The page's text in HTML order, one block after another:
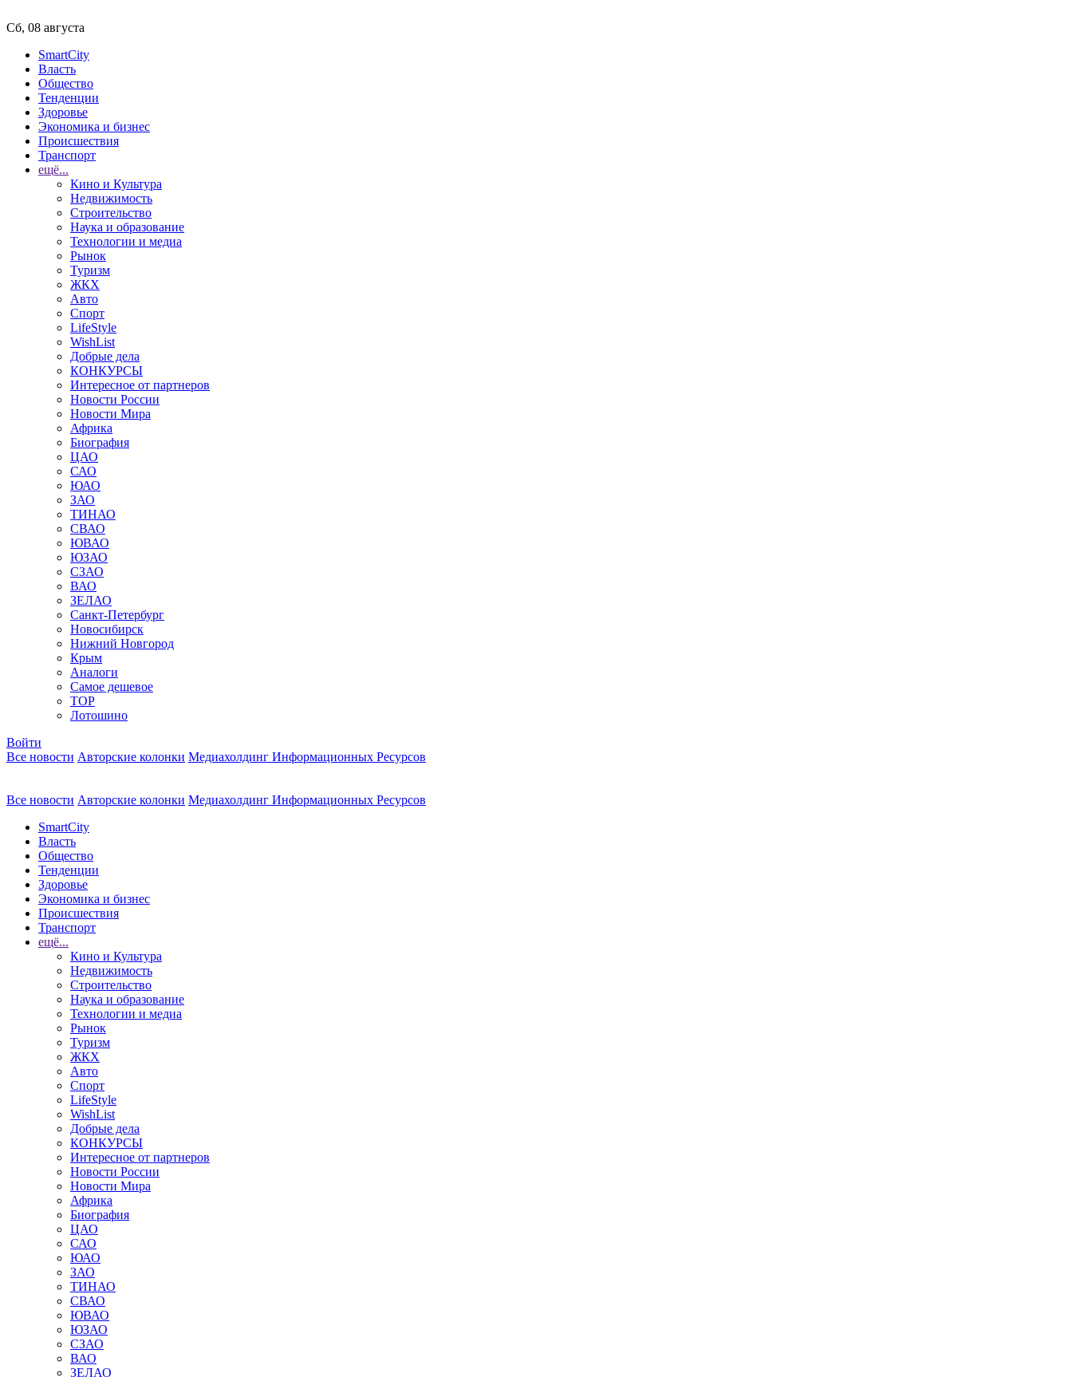
Сб, 08 августа
SmartCity
Власть
Общество
Тенденции
Здоровье
Экономика и бизнес
Происшествия
Транспорт
ещё...
Кино и Культура
Недвижимость
Строительство
Наука и образование
Технологии и медиа
Рынок
Туризм
ЖКХ
Авто
Спорт
LifeStyle
WishList
Добрые дела
КОНКУРСЫ
Интересное от партнеров
Новости России
Новости Мира
Африка
Биография
ЦАО
САО
ЮАО
ЗАО
ТИНАО
СВАО
ЮВАО
ЮЗАО
СЗАО
ВАО
ЗЕЛАО
Санкт-Петербург
Новосибирск
Нижний Новгород
Крым
Аналоги
Самое дешевое
TOP
Лотошино
Войти
Все новости Авторские колонки Медиахолдинг Информационных Ресурсов
Все новости Авторские колонки Медиахолдинг Информационных Ресурсов
SmartCity
Власть
Общество
Тенденции
Здоровье
Экономика и бизнес
Происшествия
Транспорт
ещё...
Кино и Культура
Недвижимость
Строительство
Наука и образование
Технологии и медиа
Рынок
Туризм
ЖКХ
Авто
Спорт
LifeStyle
WishList
Добрые дела
КОНКУРСЫ
Интересное от партнеров
Новости России
Новости Мира
Африка
Биография
ЦАО
САО
ЮАО
ЗАО
ТИНАО
СВАО
ЮВАО
ЮЗАО
СЗАО
ВАО
ЗЕЛАО